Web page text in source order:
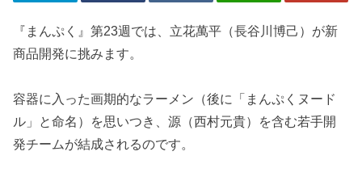
『まんぷく』第23週では、立花萬平（長谷川博己）が新
商品開発に挑みます。
容器に入った画期的なラーメン（後に「まんぷくヌード
ル」と命名）を思いつき、源（西村元貴）を含む若手開
発チームが結成されるのです。